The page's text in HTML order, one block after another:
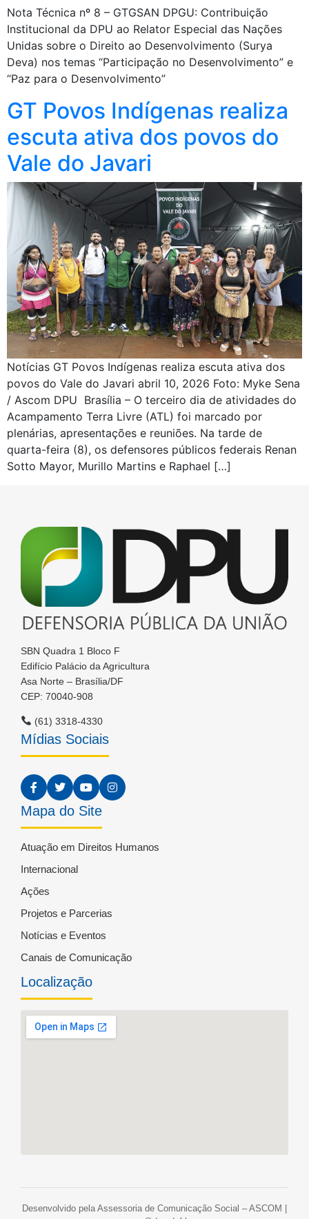
Nota Técnica nº 8 – GTGSAN DPGU: Contribuição
Institucional da DPU ao Relator Especial das Nações
Unidas sobre o Direito ao Desenvolvimento (Surya
Deva) nos temas “Participação no Desenvolvimento” e
“Paz para o Desenvolvimento”
GT Povos Indígenas realiza
escuta ativa dos povos do
Vale do Javari
Notícias GT Povos Indígenas realiza escuta ativa dos
povos do Vale do Javari abril 10, 2026 Foto: Myke Sena
/ Ascom DPU Brasília – O terceiro dia de atividades do
Acampamento Terra Livre (ATL) foi marcado por
plenárias, apresentações e reuniões. Na tarde de
quarta-feira (8), os defensores públicos federais Renan
Sotto Mayor, Murillo Martins e Raphael […]
SBN Quadra 1 Bloco F
Edifício Palácio da Agricultura
Asa Norte – Brasília/DF
CEP: 70040-908
(61) 3318-4330
Mídias Sociais
Mapa do Site
Atuação em Direitos Humanos
Internacional
Ações
Projetos e Parcerias
Notícias e Eventos
Canais de Comunicação
Localização
Desenvolvido pela Assessoria de Comunicação Social – ASCOM |